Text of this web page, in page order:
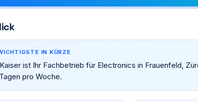
IN KÜRZE
ist Ihr Fachbetrieb für Electronics in Frauenfeld,
pro Woche.